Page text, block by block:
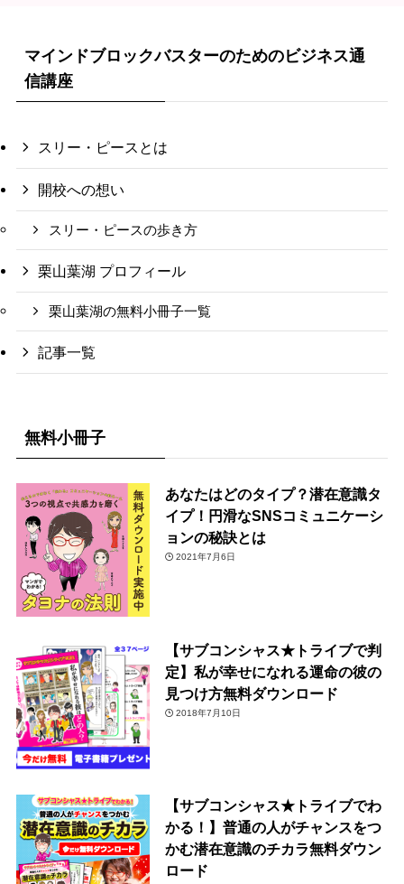
マインドブロックバスターのためのビジネス通
信講座
スリー・ピースとは
開校への想い
スリー・ピースの歩き方
栗山葉湖 プロフィール
栗山葉湖の無料小冊子一覧
記事一覧
無料小冊子
あなたはどのタイプ？潜在意識タ
イプ！円滑なSNSコミュニケーシ
ョンの秘訣とは
2021年7月6日
【サブコンシャス★トライブで判
定】私が幸せになれる運命の彼の
見つけ方無料ダウンロード
2018年7月10日
【サブコンシャス★トライブでわ
かる！】普通の人がチャンスをつ
かむ潜在意識のチカラ無料ダウン
ロード